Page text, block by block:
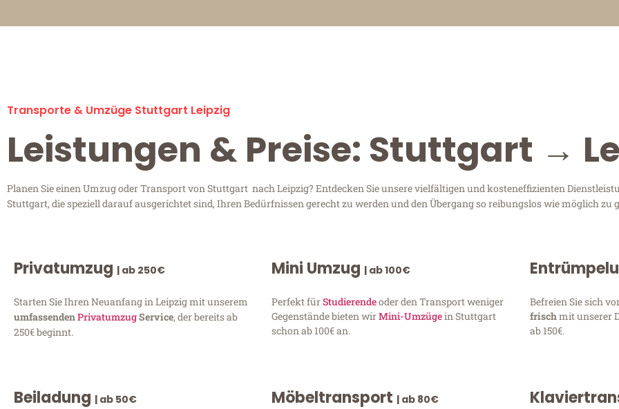
Transporte & Umzüge Stuttgart Leipzig
Leistungen & Preise: Stuttgart →
Planen Sie einen Umzug oder Transport von Stuttgart nach Leipzig? Entdecken Sie unsere vielfältigen und kosteneffizienten
Stuttgart, die speziell darauf ausgerichtet sind, Ihren Bedürfnissen gerecht zu werden und den Übergang so reibungslos wie möglich zu
Privatumzug | ab 250€
Starten Sie Ihren Neuanfang in Leipzig mit unserem
umfassendenPrivatumzugService, der bereits ab
250€ beginnt.
Mini Umzug | ab 100€
Perfekt fürStudierendeoder den Transport weniger
Gegenstände bieten wirMini-Umzügein Stuttgart
schon ab 100€ an.
Befreien Sie sich
frischmit unserer
ab 150€.
Beiladung | ab 50€ Möbeltransport | ab 80€